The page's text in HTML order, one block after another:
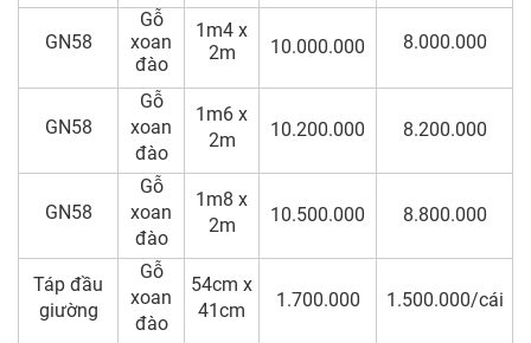
GN58
Gỗ
xoan
đào
1m4 x
2m
10.000.000 8.000.000
GN58
Gỗ
xoan
đào
1m6 x
2m
10.200.000 8.200.000
GN58
Gỗ
xoan
đào
1m8 x
2m
10.500.000 8.800.000
Táp đầu
giường
Gỗ
xoan
đào
54cm x
41cm
1.700.000 1.500.000/cái